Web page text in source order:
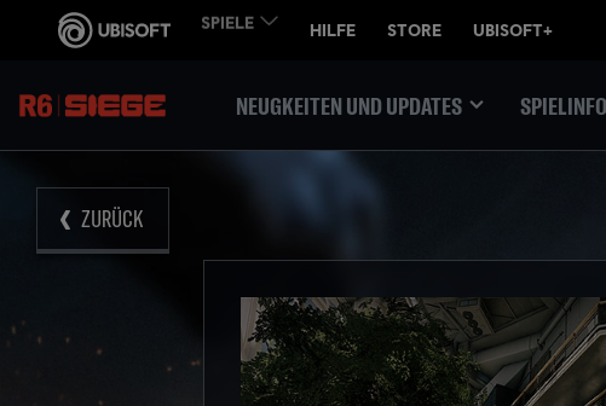
NEUGKEITEN UND UPDATES SPIELINFO
ZURÜCK